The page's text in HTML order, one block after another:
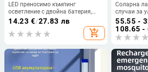
LED преносимо къмпинг
осветление с двойна батерия,
презареждащо се, 3-степенно
регулиране на яркостта,
закачалка, IP65 водоустойчиво,
14.23 €/27.83 лв
add_shopping_cart
Соларна
случаи за
къмпинг —
300W+,
от
55.55 -
108.65 -